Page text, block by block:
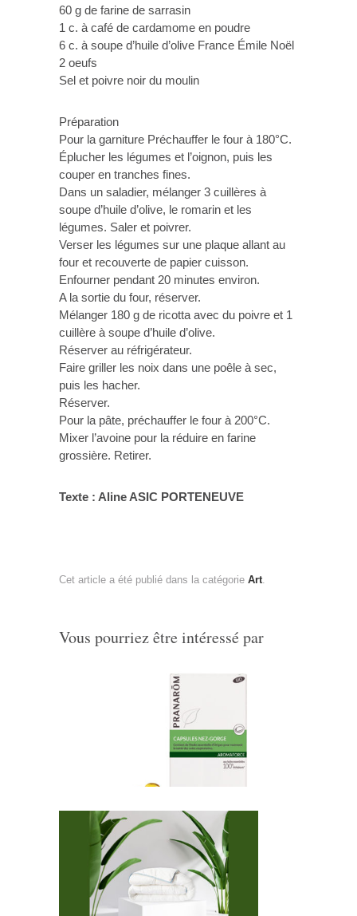
60 g de farine de sarrasin
1 c. à café de cardamome en poudre
6 c. à soupe d’huile d’olive France Émile Noël
2 oeufs
Sel et poivre noir du moulin
Préparation
Pour la garniture Préchauffer le four à 180°C.
Éplucher les légumes et l’oignon, puis les
couper en tranches fines.
Dans un saladier, mélanger 3 cuillères à
soupe d’huile d’olive, le romarin et les
légumes. Saler et poivrer.
Verser les légumes sur une plaque allant au
four et recouverte de papier cuisson.
Enfourner pendant 20 minutes environ.
A la sortie du four, réserver.
Mélanger 180 g de ricotta avec du poivre et 1
cuillère à soupe d’huile d’olive.
Réserver au réfrigérateur.
Faire griller les noix dans une poêle à sec,
puis les hacher.
Réserver.
Pour la pâte, préchauffer le four à 200°C.
Mixer l’avoine pour la réduire en farine
grossière. Retirer.
Texte : Aline ASIC PORTENEUVE
Cet article a été publié dans la catégorie Art
Vous pourriez être intéressé par